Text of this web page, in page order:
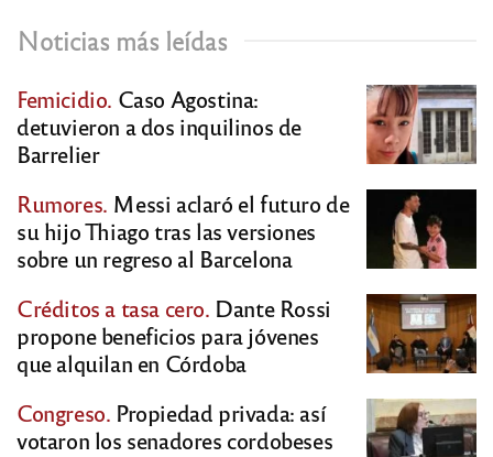
Noticias más leídas
Femicidio. Caso Agostina:
detuvieron a dos inquilinos de
Barrelier
Rumores. Messi aclaró el futuro de
su hijo Thiago tras las versiones
sobre un regreso al Barcelona
Créditos a tasa cero. Dante Rossi
propone beneficios para jóvenes
que alquilan en Córdoba
Congreso. Propiedad privada: así
votaron los senadores cordobeses